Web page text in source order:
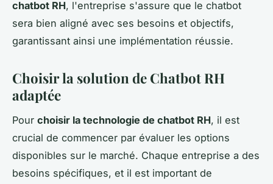
chatbot RH, l'entreprise s'assure que le chatbot
sera bien aligné avec ses besoins et objectifs,
garantissant ainsi une implémentation réussie.
Choisir la solution de Chatbot RH
adaptée
Pour choisir la technologie de chatbot RH, il est
crucial de commencer par évaluer les options
disponibles sur le marché. Chaque entreprise a des
besoins spécifiques, et il est important de